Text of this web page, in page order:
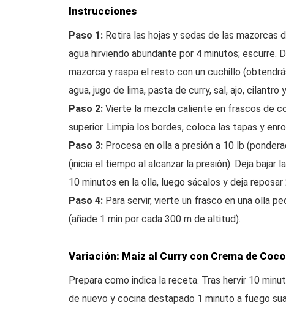
Instrucciones
Paso 1: Retira las hojas y sedas de las mazorcas
agua hirviendo abundante por 4 minutos; escurre.
mazorca y raspa el resto con un cuchillo
agua, jugo de lima, pasta de curry, sal, ajo, cilantro
Paso 2: Vierte la mezcla caliente en frascos de
superior. Limpia los bordes, coloca las tapas y
Paso 3: Procesa en olla a presión a 10 lb
(inicia el tiempo al alcanzar la presión). Deja
10 minutos en la olla, luego sácalos y deja
Paso 4: Para servir, vierte un frasco en una olla
(añade 1 min por cada 300 m de altitud).
Variación: Maíz al Curry con Crema de Coco
Prepara como indica la receta. Tras hervir 10
de nuevo y cocina destapado 1 minuto a fuego